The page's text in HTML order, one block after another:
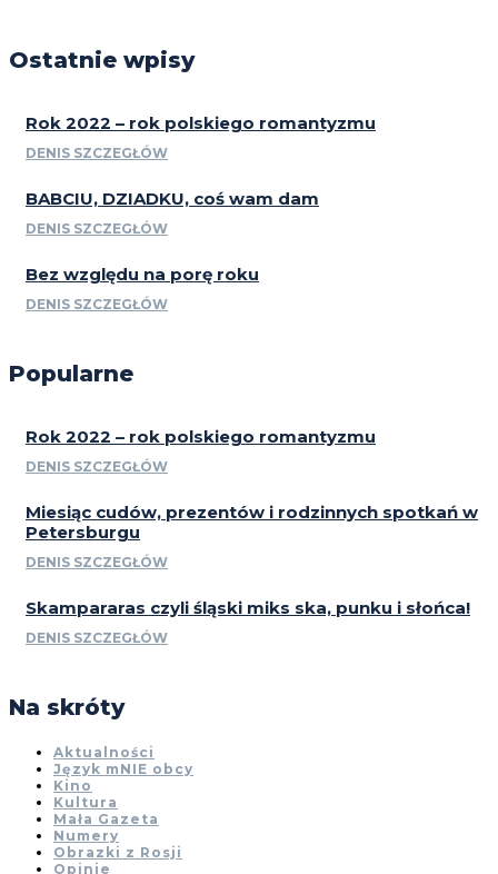
Ostatnie wpisy
Rok 2022 – rok polskiego romantyzmu
DENIS SZCZEGŁÓW
BABCIU, DZIADKU, coś wam dam
DENIS SZCZEGŁÓW
Bez względu na porę roku
DENIS SZCZEGŁÓW
Popularne
Rok 2022 – rok polskiego romantyzmu
DENIS SZCZEGŁÓW
Miesiąc cudów, prezentów i rodzinnych spotkań w
Petersburgu
DENIS SZCZEGŁÓW
Skampararas czyli śląski miks ska, punku i słońca!
DENIS SZCZEGŁÓW
Na skróty
Aktualności
Język mNIE obcy
Kino
Kultura
Mała Gazeta
Numery
Obrazki z Rosji
Opinie